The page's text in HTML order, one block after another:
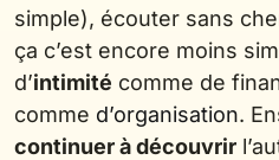
simple), écouter sans
ça c’est encore moins
d’intimité comme de
comme d’organisation.
continuer à découvrir